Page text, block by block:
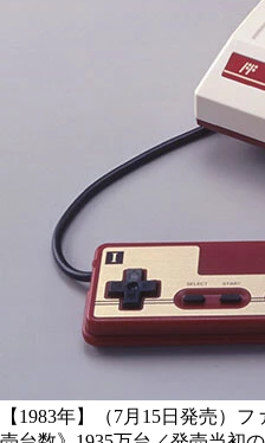
【1983年】（7月15日発売）